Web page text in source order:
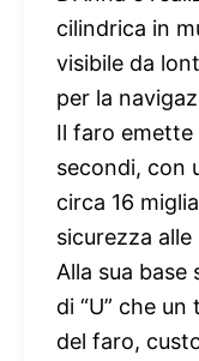
cilindrica in
visibile da
per la
Il faro
secondi, con
circa 16
sicurezza
Alla sua
di “U” che
del faro,